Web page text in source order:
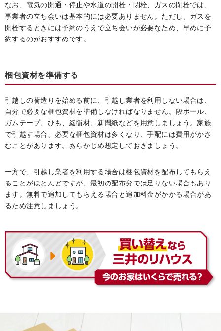
なお、電気の開通・停止や水道の開栓・閉栓、ガスの閉栓では、
事業者の立ち会いは基本的には必要ありません。ただし、ガスを
開栓するときには予約のうえで立ち会いが必要なため、早めに予
約するのがおすすめです。
梱包資材を準備する
引越しの荷造りを始める前に、引越し業者を利用しない場合は、
自分で必要な梱包資材を準備しなければなりません。段ボール、
ガムテープ、ひも、緩衝材、新聞紙などを用意しましょう。家族
で引越す場合、必要な梱包資材は多くなり、手配には費用がかさ
むことがあります。あらかじめ想定しておきましょう。
一方で、引越し業者を利用する場合は梱包資材を配布してもらえ
ることがほとんどですが、最初の配布分では足りない場合もあり
ます。無料で追加してもらえる場合と追加料金がかかる場合があ
るため注意しましょう。